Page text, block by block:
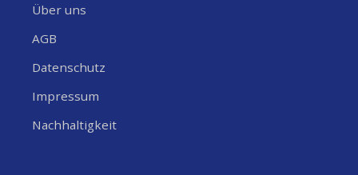
In deinem Cockpit kannst du flexibel Datenpakete für die ganze
Welt dazu buchen.
Und so gehst du vor
Nach Erhalt die SIM-Karte via
Über uns
AGB
Datenschutz
Impressum
Nachhaltigkeit